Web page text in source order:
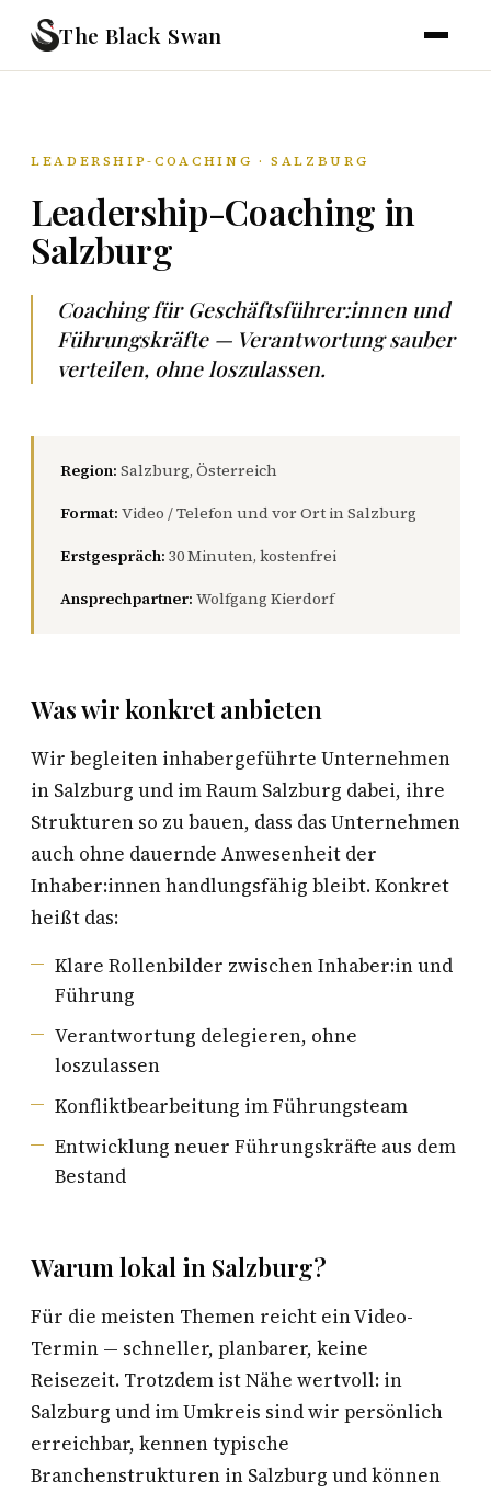
The Black Swan
LEADERSHIP-COACHING · SALZBURG
Leadership-Coaching in
Salzburg
Coaching für Geschäftsführer:innen und
Führungskräfte — Verantwortung sauber
verteilen, ohne loszulassen.
Region: Salzburg, Österreich
Format: Video / Telefon und vor Ort in Salzburg
Erstgespräch: 30 Minuten, kostenfrei
Ansprechpartner: Wolfgang Kierdorf
Was wir konkret anbieten
Wir begleiten inhabergeführte Unternehmen
in Salzburg und im Raum Salzburg dabei, ihre
Strukturen so zu bauen, dass das Unternehmen
auch ohne dauernde Anwesenheit der
Inhaber:innen handlungsfähig bleibt. Konkret
heißt das:
Klare Rollenbilder zwischen Inhaber:in und
Führung
Verantwortung delegieren, ohne
loszulassen
Konfliktbearbeitung im Führungsteam
Entwicklung neuer Führungskräfte aus dem
Bestand
Warum lokal in Salzburg?
Für die meisten Themen reicht ein Video-
Termin — schneller, planbarer, keine
Reisezeit. Trotzdem ist Nähe wertvoll: in
Salzburg und im Umkreis sind wir persönlich
erreichbar, kennen typische
Branchenstrukturen in Salzburg und können